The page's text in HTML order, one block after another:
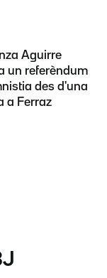
Aguirre
un referèndum
des d'una
a Ferraz